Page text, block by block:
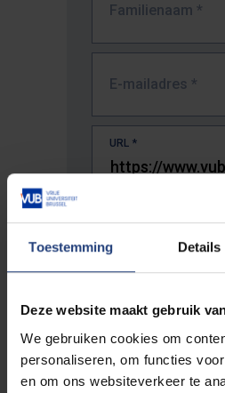
Toestemming Details
Deze website maakt gebruik
We gebruiken cookies om
personaliseren, om functies
en om ons websiteverkeer te
Familienaam *
E-mailadres *
URL *
De volledige URL van de